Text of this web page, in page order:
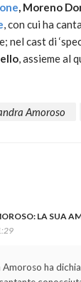
, Moreno
, con cui ha
nel cast di
, assieme al
Amoroso
LA SUA
Amoroso ha